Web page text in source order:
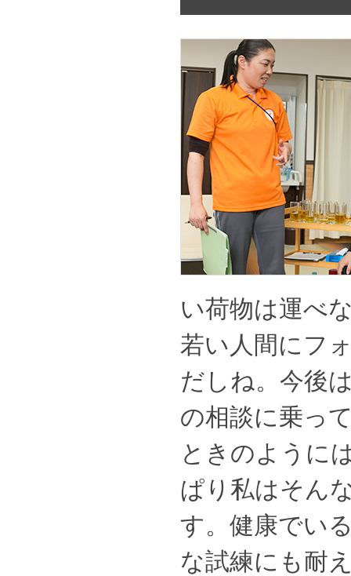
い荷物は運べ
若い人間にフ
だしね。今後
の相談に乗っ
ときのように
ぱり私はそん
す。健康でい
な試練にも耐